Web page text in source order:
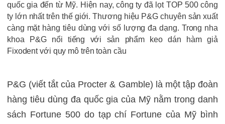
quốc gia đến từ Mỹ. Hiện nay, công ty đã lọt TOP 500 công
ty lớn nhất trên thế giới. Thương hiệu P&G chuyên sản xuất
càng mặt hàng tiêu dùng với số lượng đa dạng. Trong nha
khoa P&G nổi tiếng với sản phẩm keo dán hàm giả
Fixodent với quy mô trên toàn cầu
P&G (viết tắt của Procter & Gamble) là một tập đoàn
hàng tiêu dùng đa quốc gia của Mỹ nằm trong danh
sách Fortune 500 do tạp chí Fortune của Mỹ bình